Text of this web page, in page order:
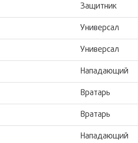
Защитник
Универсал
Универсал
Нападающий
Вратарь
Вратарь
Нападающий